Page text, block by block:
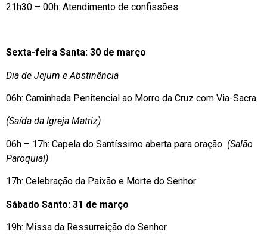
21h30 – 00h: Atendimento de confissões
Sexta-feira Santa: 30 de março
Dia de Jejum e Abstinência
06h: Caminhada Penitencial ao Morro da Cruz com Via-Sacra
(Saída da Igreja Matriz)
06h – 17h: Capela do Santíssimo aberta para oração (Salão
Paroquial)
17h: Celebração da Paixão e Morte do Senhor
Sábado Santo: 31 de março
19h: Missa da Ressurreição do Senhor